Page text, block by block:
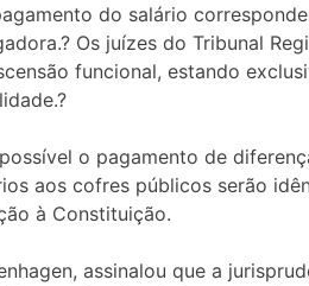
do salário
Os juízes do Tribunal
funcional, estando
o pagamento de
aos cofres públicos serão
à Constituição.
assinalou que a